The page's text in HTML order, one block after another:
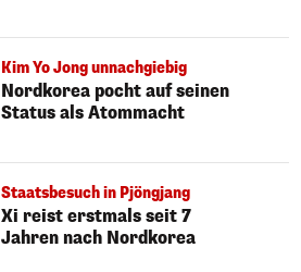
Kim Yo Jong unnachgiebig
Nordkorea pocht auf seinen
Status als Atommacht
Staatsbesuch in Pjöngjang
Xi reist erstmals seit 7
Jahren nach Nordkorea